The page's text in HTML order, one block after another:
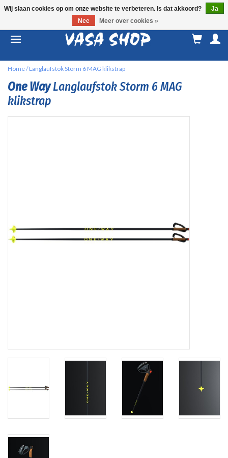
Home/Langlaufstok Storm 6 MAG klikstrap
One WayLanglaufstok Storm 6 MAG
klikstrap
Wij slaan cookies op om onze website te verbeteren. Is dat akkoord?
Ja
Nee
Meer over cookies »